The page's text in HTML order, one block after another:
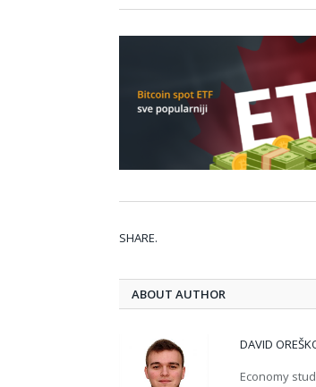
SHARE.
ABOUT AUTHOR
DAVID
Economy